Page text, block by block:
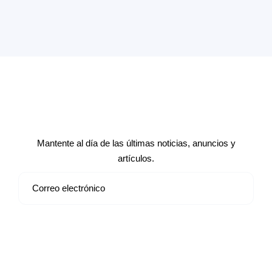
Mantente al día de las últimas noticias, anuncios y
artículos.